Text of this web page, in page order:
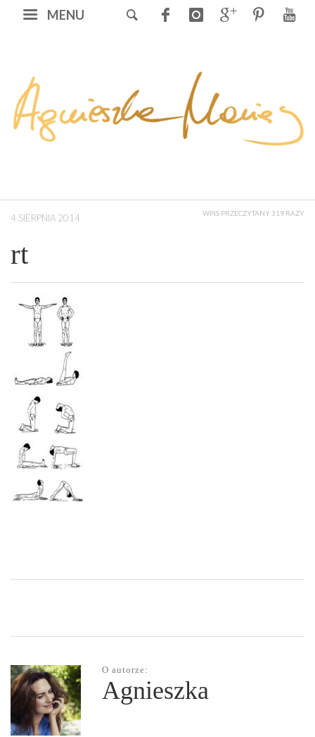
MENU
4 SIERPNIA 2014 WPIS PRZECZYTANY 319 RAZY
rt
O autorze:
Agnieszka